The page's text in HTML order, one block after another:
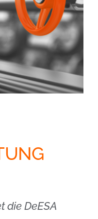
die DeESA